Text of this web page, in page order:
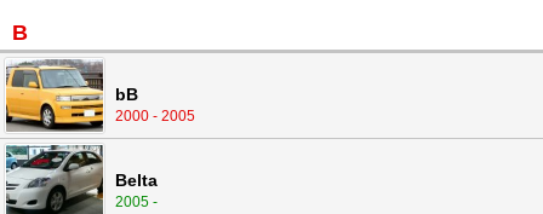
B
bB
2000 - 2005
Belta
2005 -